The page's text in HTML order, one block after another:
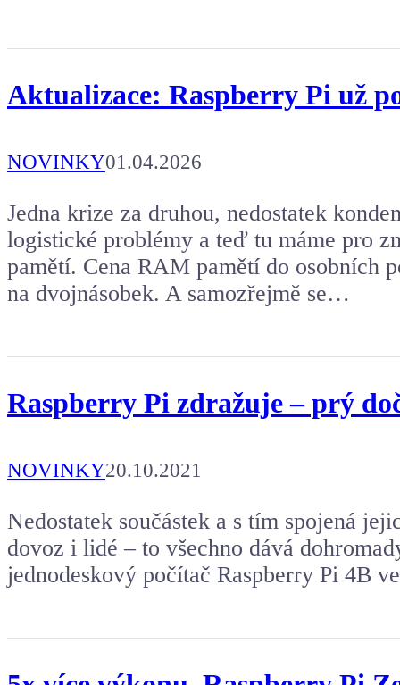
Aktualizace: Raspberry Pi už
NOVINKY01.04.2026
Jedna krize za druhou, nedostatek
logistické problémy a teď tu máme pro
pamětí. Cena RAM pamětí do osobních
na dvojnásobek. A samozřejmě se…
Raspberry Pi zdražuje – prý
NOVINKY20.10.2021
Nedostatek součástek a s tím spojená
dovoz i lidé – to všechno dává
jednodeskový počítač Raspberry Pi 4B